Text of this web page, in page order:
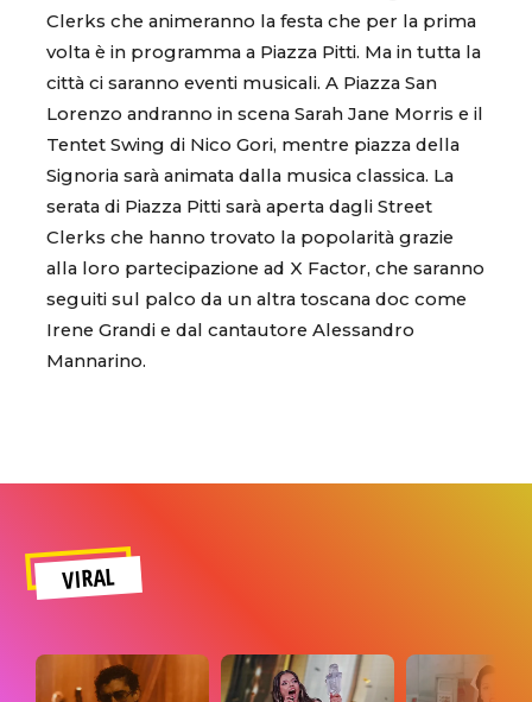
Clerks che animeranno la festa che per la prima
volta è in programma a Piazza Pitti. Ma in tutta la
città ci saranno eventi musicali. A Piazza San
Lorenzo andranno in scena Sarah Jane Morris e il
Tentet Swing di Nico Gori, mentre piazza della
Signoria sarà animata dalla musica classica. La
serata di Piazza Pitti sarà aperta dagli Street
Clerks che hanno trovato la popolarità grazie
alla loro partecipazione ad X Factor, che saranno
seguiti sul palco da un altra toscana doc come
Irene Grandi e dal cantautore Alessandro
Mannarino.
VIRAL